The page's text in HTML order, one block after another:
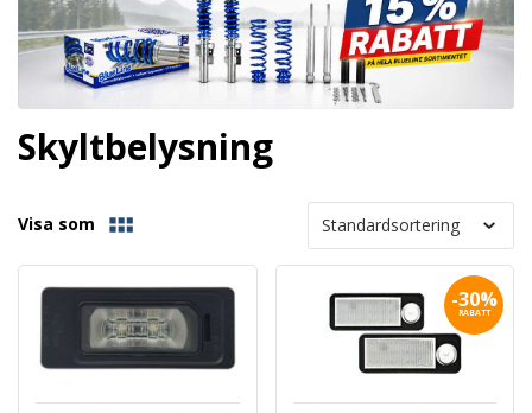
Skyltbelysning
Visa som
-30%
RABATT